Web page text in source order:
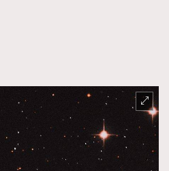
TRENDING
DressLikeAParisienne